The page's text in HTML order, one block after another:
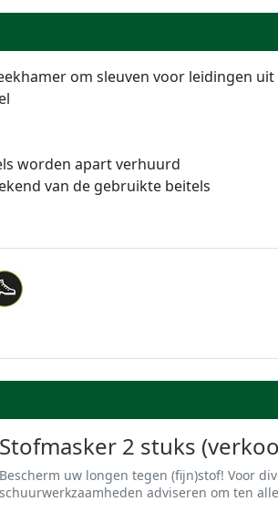
om sleuven voor leidingen
worden apart verhuurd
van de gebruikte beitels
Stofmasker 2 stuks
Bescherm uw longen tegen (fijn)stof! Voor
schuurwerkzaamheden adviseren om ten